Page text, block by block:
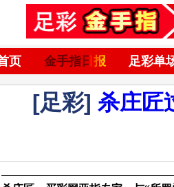
页 金手指日报 足彩单
[足彩] 杀庄匠